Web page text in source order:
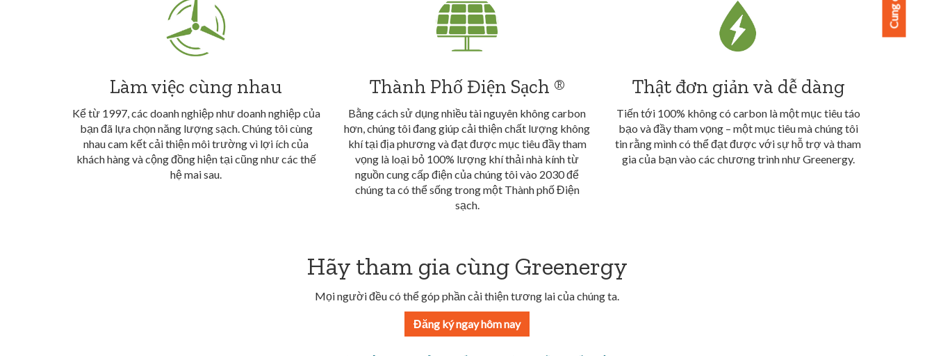
Làm việc cùng nhau
Kể từ 1997, các doanh nghiệp như doanh nghiệp của
bạn đã lựa chọn năng lượng sạch. Chúng tôi cùng
nhau cam kết cải thiện môi trường vì lợi ích của
khách hàng và cộng đồng hiện tại cũng như các thế
hệ mai sau.
Thành Phố Điện Sạch ®
Bằng cách sử dụng nhiều tài nguyên không carbon
hơn, chúng tôi đang giúp cải thiện chất lượng không
khí tại địa phương và đạt được mục tiêu đầy tham
vọng là loại bỏ 100% lượng khí thải nhà kính từ
nguồn cung cấp điện của chúng tôi vào 2030 để
chúng ta có thể sống trong một Thành phố Điện
sạch.
Thật đơn giản và dễ dàng
Tiến tới 100% không có carbon là một mục tiêu táo
bạo và đầy tham vọng – một mục tiêu mà chúng tôi
tin rằng mình có thể đạt được với sự hỗ trợ và tham
gia của bạn vào các chương trình như Greenergy.
Hãy tham gia cùng Greenergy
Mọi người đều có thể góp phần cải thiện tương lai của chúng ta.
Đăng ký ngay hôm nay